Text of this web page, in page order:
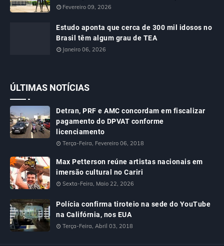
Fevereiro 09, 2026
Estudo aponta que cerca de 300 mil idosos no
Brasil têm algum grau de TEA
Janeiro 06, 2026
ÚLTIMAS NOTÍCIAS
Detran, PRF e AMC concordam em fiscalizar
pagamento do DPVAT conforme
licenciamento
Terça-Feira, Fevereiro 06, 2018
Max Petterson reúne artistas nacionais em
imersão cultural no Cariri
Sexta-Feira, Maio 22, 2026
Polícia confirma tiroteio na sede do YouTube
na Califórnia, nos EUA
Terça-Feira, Abril 03, 2018